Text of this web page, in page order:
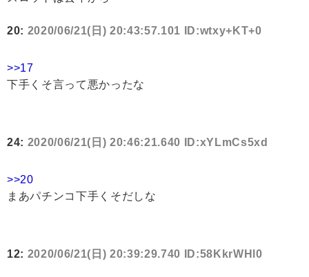
20: 2020/06/21(日) 20:43:57.101 ID:wtxy+KT+0
>>17
下手くそ言って悪かったな
24: 2020/06/21(日) 20:46:21.640 ID:xYLmCs5xd
>>20
まあパチンコ下手くそだしな
12: 2020/06/21(日) 20:39:29.740 ID:58KkrWHl0